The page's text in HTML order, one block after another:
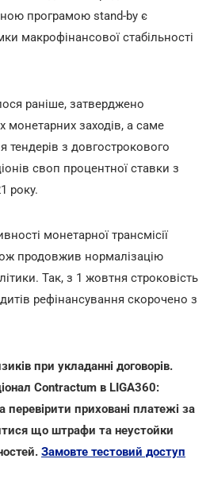
програмою stand-by є
макрофінансової стабільності
раніше, затверджено
монетарних заходів, а саме
з довгострокового
своп процентної ставки з
року.
монетарної трансмісії
продовжив нормалізацію
Так, з 1 жовтня строковість
рефінансування скорочено з
при укладанні договорів.
Contractum в LIGA360:
приховані платежі за
що штрафи та неустойки
Замовте тестовий доступ